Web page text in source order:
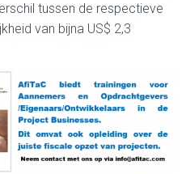
tussen de respectieve
van bijna US$ 2,3